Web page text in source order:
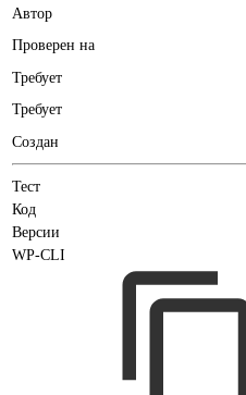
Автор
Проверен на
Требует
Требует
Создан
Тест
Код
Версии
WP-CLI